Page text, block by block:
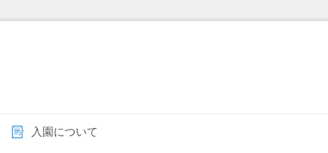
入園について